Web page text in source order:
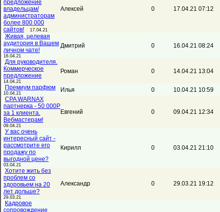
предложение
владельцам/
администраторам
более 800 000
сайтов!
17.04.21
Алексей 0 17.04.21 07:12
Живая, целевая
аудитория в Вашем
личном чате!
16.04.21
Дмитрий 0 16.04.21 08:24
Для руководителя.
Коммерческое
предложение
14.04.21
Роман 0 14.04.21 13:04
Премиум парфюм
10.04.21 Илья 0
10.04.21 10:59
CPA WARNAX
партнерка - 50 000Р
за 1 клиента.
Вебмастерам!
09.04.21
Евгений 0 09.04.21 12:34
У вас очень
интересный сайт -
рассмотрите его
продажу по
выгодной цене?
03.04.21
Кирилл 0 03.04.21 21:10
Хотите жить без
проблем со
здоровьем на 20
лет дольше?
29.03.21
Александр 0 29.03.21 19:12
Кадровое
сопровождение